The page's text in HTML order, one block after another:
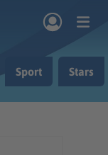
Sport Stars